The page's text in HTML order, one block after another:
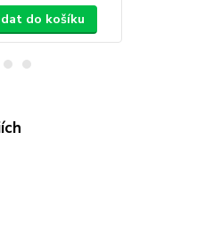
do košíku